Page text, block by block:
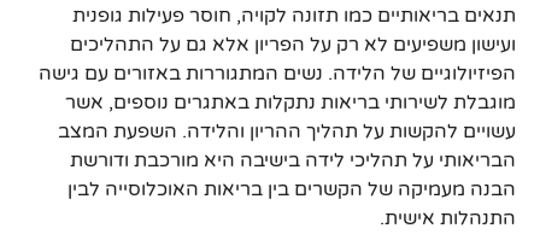
תנאים בריאותיים כמו תזונה לקויה, חוסר פעילות גופנית
ועישון משפיעים לא רק על הפריון אלא גם על התהליכים
הפיזיולוגיים של הלידה. נשים המתגוררות באזורים עם גישה
מוגבלת לשירותי בריאות נתקלות באתגרים נוספים, אשר
עשויים להקשות על תהליך ההריון והלידה. השפעת המצב
הבריאותי על תהליכי לידה בישיבה היא מורכבת ודורשת
הבנה מעמיקה של הקשרים בין בריאות האוכלוסייה לבין
התנהלות אישית.